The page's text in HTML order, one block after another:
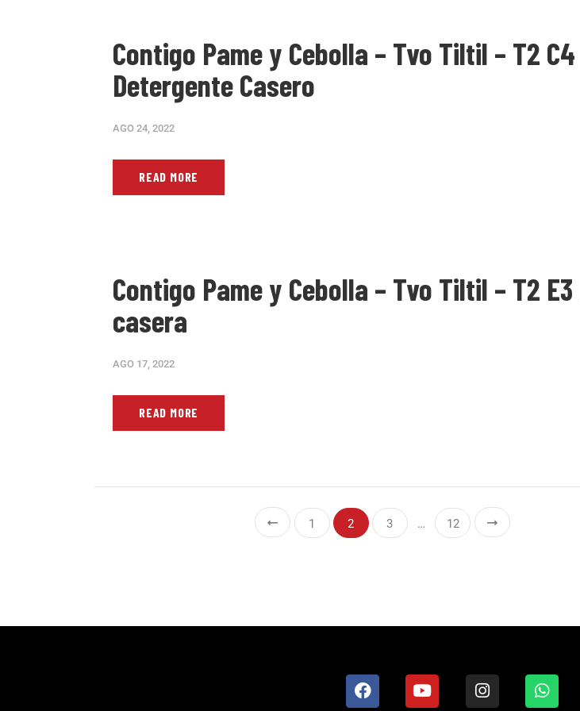
Contigo Pame y Cebolla – Tvo Tiltil – T2 C4
Detergente Casero
AGO 24, 2022
READ MORE
Contigo Pame y Cebolla – Tvo Tiltil – T2 E3
casera
AGO 17, 2022
READ MORE
1 2 3 … 12